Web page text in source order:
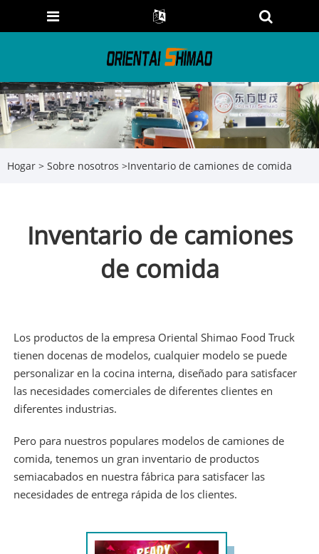
Hogar > Sobre nosotros >Inventario de camiones de comida
Inventario de camiones
de comida
Los productos de la empresa Oriental Shimao Food Truck
tienen docenas de modelos, cualquier modelo se puede
personalizar en la cocina interna, diseñado para satisfacer
las necesidades comerciales de diferentes clientes en
diferentes industrias.
Pero para nuestros populares modelos de camiones de
comida, tenemos un gran inventario de productos
semiacabados en nuestra fábrica para satisfacer las
necesidades de entrega rápida de los clientes.